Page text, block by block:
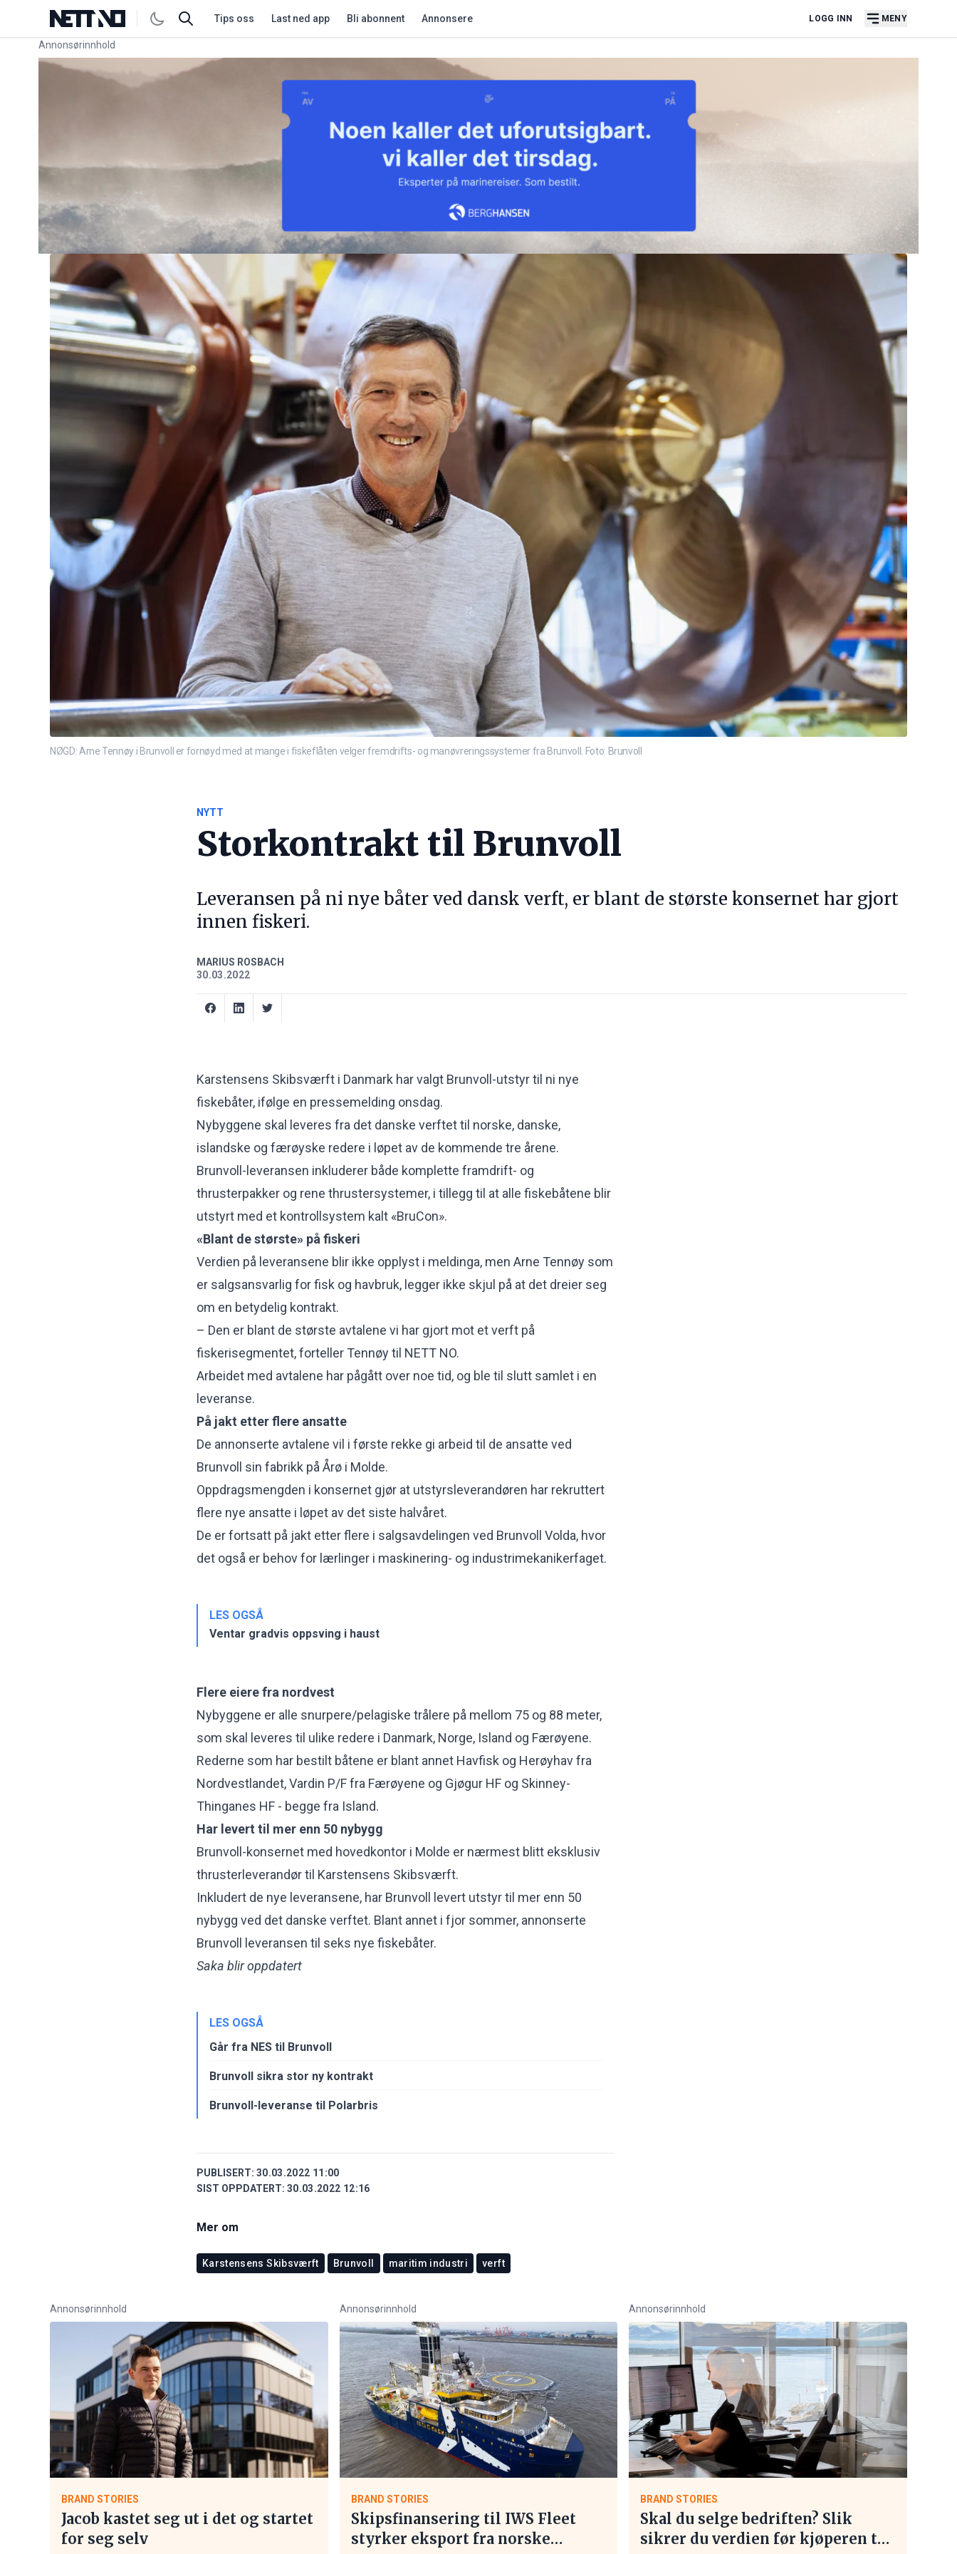
Tips oss Last ned app Bli abonnent Annonsere LOGG INN MENY
Annonsørinnhold
Link for annonse
NØGD: Arne Tennøy i Brunvoll er fornøyd med at mange i fiskeflåten velger fremdrifts- og manøvreringssystemer fra Brunvoll. Foto: Brunvoll
NYTT
Storkontrakt til Brunvoll
Leveransen på ni nye båter ved dansk verft, er blant de største konsernet har gjort
innen fiskeri.
MARIUS ROSBACH
30.03.2022
Karstensens Skibsværft i Danmark har valgt Brunvoll-utstyr til ni nye
fiskebåter, ifølge en pressemelding onsdag.
Nybyggene skal leveres fra det danske verftet til norske, danske,
islandske og færøyske redere i løpet av de kommende tre årene.
Brunvoll-leveransen inkluderer både komplette framdrift- og
thrusterpakker og rene thrustersystemer, i tillegg til at alle fiskebåtene blir
utstyrt med et kontrollsystem kalt «BruCon».
«Blant de største» på fiskeri
Verdien på leveransene blir ikke opplyst i meldinga, men Arne Tennøy som
er salgsansvarlig for fisk og havbruk, legger ikke skjul på at det dreier seg
om en betydelig kontrakt.
– Den er blant de største avtalene vi har gjort mot et verft på
fiskerisegmentet, forteller Tennøy til NETT NO.
Arbeidet med avtalene har pågått over noe tid, og ble til slutt samlet i en
leveranse.
På jakt etter flere ansatte
De annonserte avtalene vil i første rekke gi arbeid til de ansatte ved
Brunvoll sin fabrikk på Årø i Molde.
Oppdragsmengden i konsernet gjør at utstyrsleverandøren har rekruttert
flere nye ansatte i løpet av det siste halvåret.
De er fortsatt på jakt etter flere i salgsavdelingen ved Brunvoll Volda, hvor
det også er behov for lærlinger i maskinering- og industrimekanikerfaget.
LES OGSÅ
Ventar gradvis oppsving i haust
Flere eiere fra nordvest
Nybyggene er alle snurpere/pelagiske trålere på mellom 75 og 88 meter,
som skal leveres til ulike redere i Danmark, Norge, Island og Færøyene.
Rederne som har bestilt båtene er blant annet Havfisk og Herøyhav fra
Nordvestlandet, Vardin P/F fra Færøyene og Gjøgur HF og Skinney-
Thinganes HF - begge fra Island.
Har levert til mer enn 50 nybygg
Brunvoll-konsernet med hovedkontor i Molde er nærmest blitt eksklusiv
thrusterleverandør til Karstensens Skibsværft.
Inkludert de nye leveransene, har Brunvoll levert utstyr til mer enn 50
nybygg ved det danske verftet. Blant annet i fjor sommer, annonserte
Brunvoll leveransen til seks nye fiskebåter.
Saka blir oppdatert
LES OGSÅ
Går fra NES til Brunvoll
Brunvoll sikra stor ny kontrakt
Brunvoll-leveranse til Polarbris
PUBLISERT: 30.03.2022 11:00
SIST OPPDATERT: 30.03.2022 12:16
Mer om
Karstensens Skibsværft Brunvoll maritim industri verft
Annonsørinnhold
BRAND STORIES
Jacob kastet seg ut i det og startet
for seg selv
Annonsørinnhold
BRAND STORIES
Skipsfinansering til IWS Fleet
styrker eksport fra norske
Annonsørinnhold
BRAND STORIES
Skal du selge bedriften? Slik
sikrer du verdien før kjøperen tar